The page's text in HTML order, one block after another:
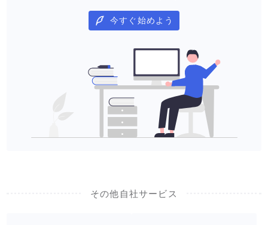
今すぐ始めよう
その他自社サービス